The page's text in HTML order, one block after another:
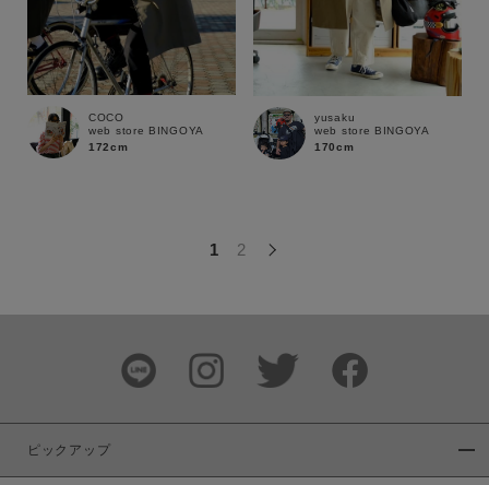
この条件で絞り込む
COCO
web store BINGOYA
172cm
yusaku
web store BINGOYA
170cm
1 2
ピックアップ